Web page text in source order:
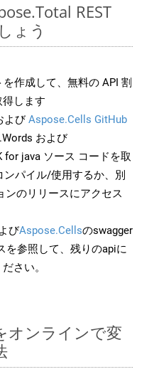
REST
ょう
作成して、無料の API 割
します
よびAspose.Cells GitHub
および
for java ソース コードを取
パイル/使用するか、別
ンのリリースにアクセス
びAspose.Cellsのswagger
を参照して、残りのapiに
さい。
オンラインで変